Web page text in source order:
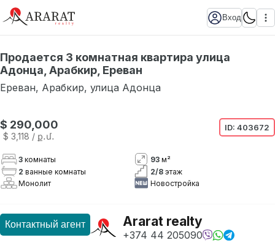
Вход
Продается 3 комнатная квартира улица
Адонца, Арабкир, Ереван
Ереван, Арабкир, улица Адонца
$ 290,000
$ 3,118 / ք․մ․
ID: 403672
3 комнаты 93 м²
2 ванные комнаты 2/8 этаж
Монолит
Новостройка
Контактный агент Ararat realty
+374 44 205090